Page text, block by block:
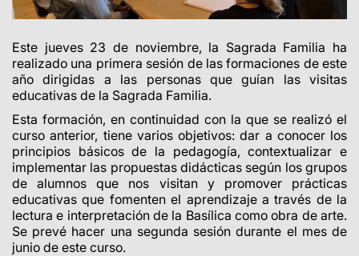
Este jueves 23 de noviembre, la Sagrada Familia ha
realizado una primera sesión de las formaciones de este
año dirigidas a las personas que guían las visitas
educativas de la Sagrada Familia.
Esta formación, en continuidad con la que se realizó el
curso anterior, tiene varios objetivos: dar a conocer los
principios básicos de la pedagogía, contextualizar e
implementar las propuestas didácticas según los grupos
de alumnos que nos visitan y promover prácticas
educativas que fomenten el aprendizaje a través de la
lectura e interpretación de la Basílica como obra de arte.
Se prevé hacer una segunda sesión durante el mes de
junio de este curso.